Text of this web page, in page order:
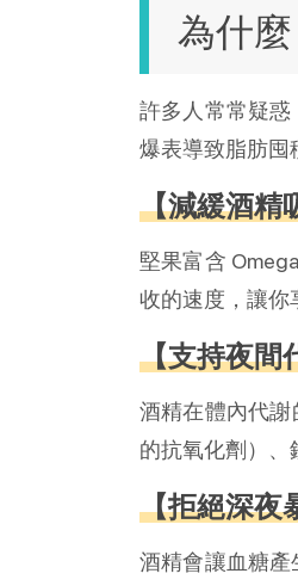
為什
許多人常常疑
爆表導致脂肪囤
【減緩酒精
堅果富含
收的速度，讓你
【支持夜間
酒精在體內代
的抗氧化劑）、
【拒絕深夜
酒精會讓血糖